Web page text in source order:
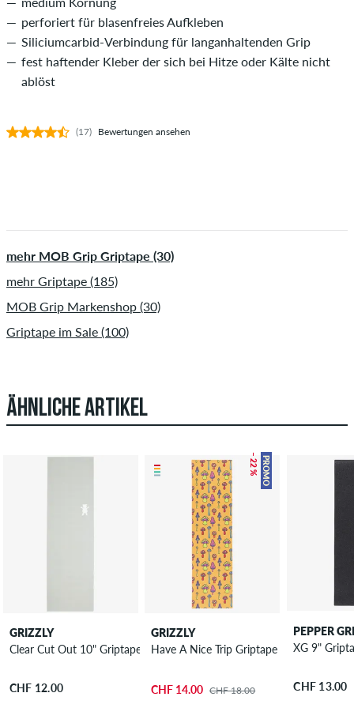
perforiert für blasenfreies Aufkleben
Siliciumcarbid-Verbindung für langanhaltenden Grip
fest haftender Kleber der sich bei Hitze oder Kälte nicht
ablöst
(17) Bewertungen ansehen
mehr MOB Grip Griptape (30)
mehr Griptape (185)
MOB Grip Markenshop (30)
Griptape im Sale (100)
ÄHNLICHE ARTIKEL
GRIZZLY
Clear Cut Out 10" Griptape
CHF 12.00
PROMO
– 22 %
GRIZZLY
Have A Nice Trip Griptape
CHF 14.00 CHF 18.00
PEPPER
XG 9"
CHF 13.00